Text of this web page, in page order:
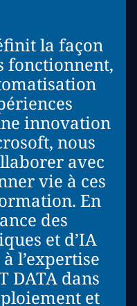
la façon
fonctionnent,
innovation
nous
avec
vie à ces
En
des
et d’IA
l’expertise
DATA dans
et